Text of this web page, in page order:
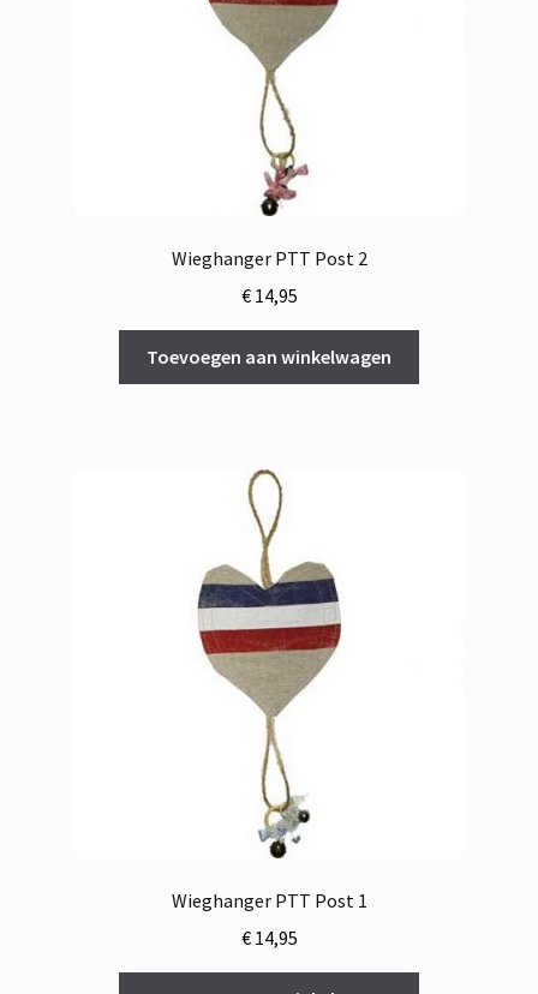
Wieghanger PTT Post 2
€14,95
Toevoegen aan winkelwagen
Wieghanger PTT Post 1
€14,95